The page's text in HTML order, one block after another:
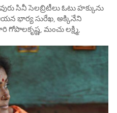
సినీ సెలబ్రిటీలు ఓటు హక్కును
భార్య సురేఖ, అక్కినేని
మంచు లక్ష్మి,